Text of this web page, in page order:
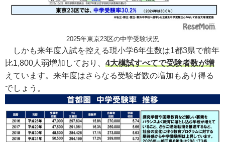
2025年東京23区の中学受験状況
しかも来年度入試を控える現小学6年生数は1都3県で前年
比1,800人弱増加しており、 4大模試すべてで受験者数が増
えています。来年度はさらなる受験者数の増加もあり得る
でしょう。